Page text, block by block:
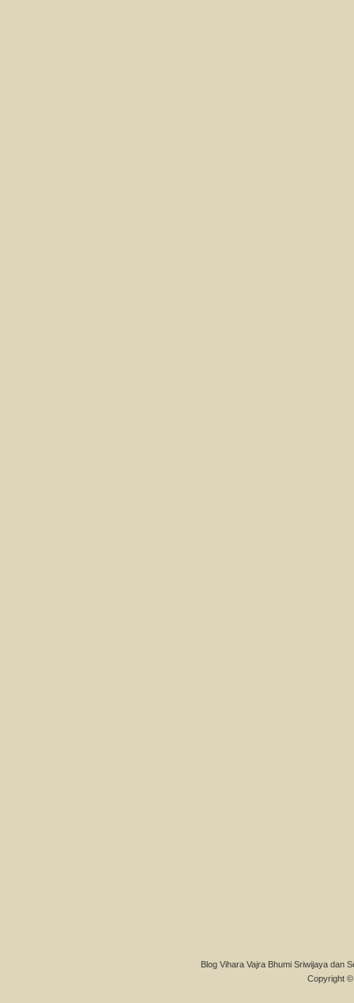
Blog Vihara Vajra Bhumi Sriwijaya dan
Copyright ©